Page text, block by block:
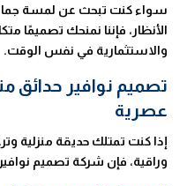
سواء كنت تبحث عن لمسة
الأنظار، فإننا نمنحك تصميمًا
والاستثمارية في نفس الوقت.
تصميم نوافير حدائق
عصرية
إذا كنت تمتلك حديقة منزلية
وراقية، فإن شركة تصميم نوافير